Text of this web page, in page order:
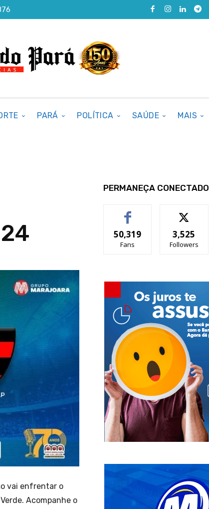
PARÁ POLÍTICA SAÚDE MAIS
vai enfrentar o
Acompanhe o
PERMANEÇA CONECTADO
50,319
Fans
3,525
Followers